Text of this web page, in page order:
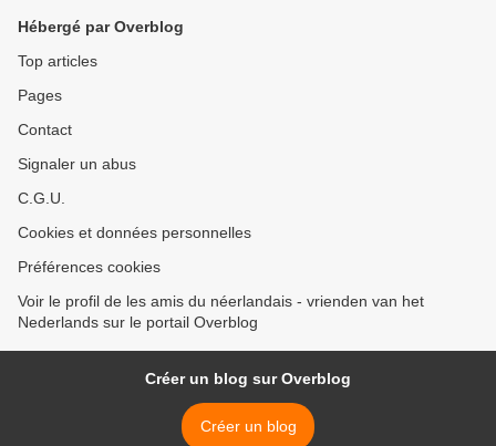
Hébergé par Overblog
Top articles
Pages
Contact
Signaler un abus
C.G.U.
Cookies et données personnelles
Préférences cookies
Voir le profil de les amis du néerlandais - vrienden van het
Nederlands sur le portail Overblog
Créer un blog sur Overblog
Créer un blog